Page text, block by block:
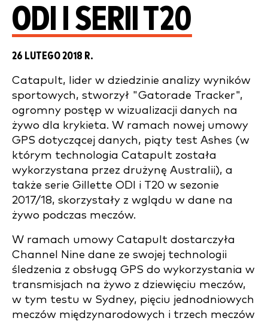
ODI I SERII T20
26 LUTEGO 2018 R.
Catapult, lider w dziedzinie analizy wyników
sportowych, stworzył "Gatorade Tracker",
ogromny postęp w wizualizacji danych na
żywo dla krykieta. W ramach nowej umowy
GPS dotyczącej danych, piąty test Ashes (w
którym technologia Catapult została
wykorzystana przez drużynę Australii), a
także serie Gillette ODI i T20 w sezonie
2017/18, skorzystały z wglądu w dane na
żywo podczas meczów.
W ramach umowy Catapult dostarczyła
Channel Nine dane ze swojej technologii
śledzenia z obsługą GPS do wykorzystania w
transmisjach na żywo z dziewięciu meczów,
w tym testu w Sydney, pięciu jednodniowych
meczów międzynarodowych i trzech meczów